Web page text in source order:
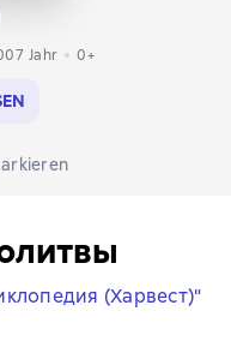
Jahr 0+
(Харвест)"